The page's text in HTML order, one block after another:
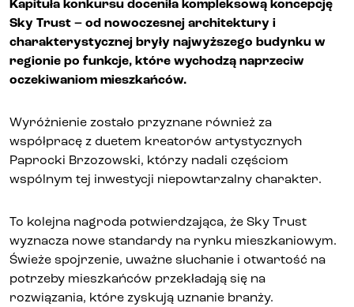
Aktualności
Kariera
Kontakt
Kapituła konkursu doceniła kompleksową koncepcję
Sky Trust – od nowoczesnej architektury i
charakterystycznej bryły najwyższego budynku w
regionie po funkcje, które wychodzą naprzeciw
oczekiwaniom mieszkańców.
Wyróżnienie zostało przyznane również za
współpracę z duetem kreatorów artystycznych
Paprocki Brzozowski, którzy nadali częściom
wspólnym tej inwestycji niepowtarzalny charakter.
To kolejna nagroda potwierdzająca, że Sky Trust
wyznacza nowe standardy na rynku mieszkaniowym.
Świeże spojrzenie, uważne słuchanie i otwartość na
potrzeby mieszkańców przekładają się na
rozwiązania, które zyskują uznanie branży.